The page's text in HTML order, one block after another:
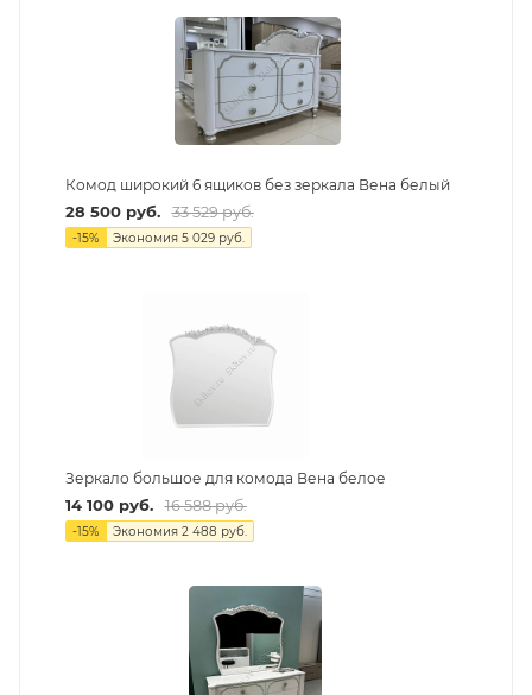
Комод широкий 6 ящиков без зеркала Вена белый
28 500руб. 33 529руб.
-15% Экономия 5 029руб.
Зеркало большое для комода Вена белое
14 100руб. 16 588руб.
-15% Экономия 2 488 руб.